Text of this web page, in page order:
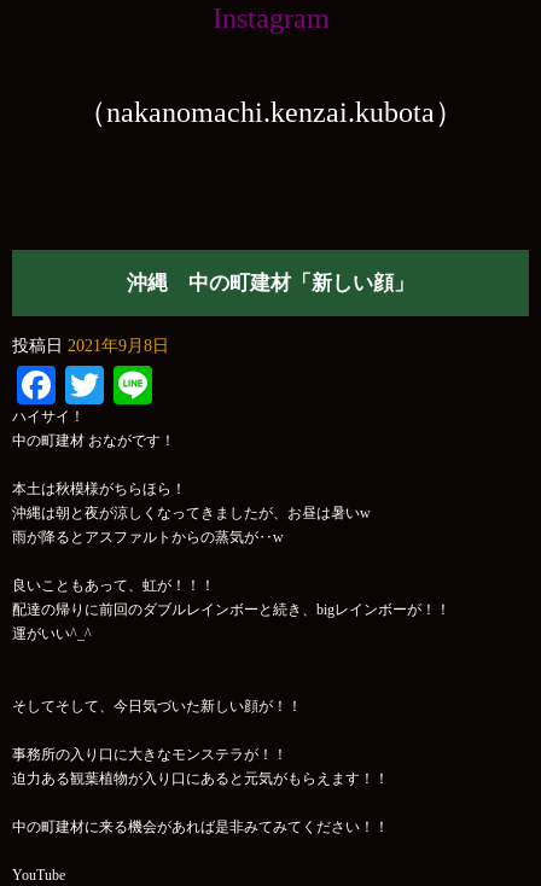
Instagram
（nakanomachi.kenzai.kubota）
沖縄 中の町建材「新しい顔」
投稿日 2021年9月8日
Facebook
Twitter
ハイサイ！
中の町建材 おながです！
本土は秋模様がちらほら！
沖縄は朝と夜が涼しくなってきましたが、お昼は暑いw
雨が降るとアスファルトからの蒸気が‥w
良いこともあって、虹が！！！
配達の帰りに前回のダブルレインボーと続き、bigレインボーが！！
運がいい^_^
そしてそして、今日気づいた新しい顔が！！
事務所の入り口に大きなモンステラが！！
迫力ある観葉植物が入り口にあると元気がもらえます！！
中の町建材に来る機会があれば是非みてみてください！！
YouTube